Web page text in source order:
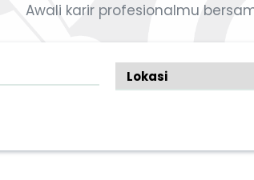
Awali karir profesionalmu